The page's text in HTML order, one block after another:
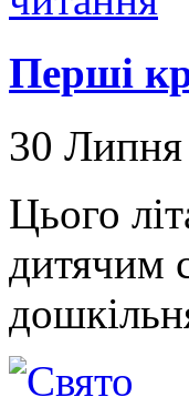
Перші
30
Цього
дитячим